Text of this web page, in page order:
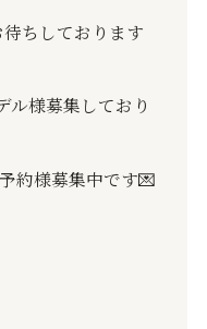
待ちしております
ル様募集しており
約様募集中です💌